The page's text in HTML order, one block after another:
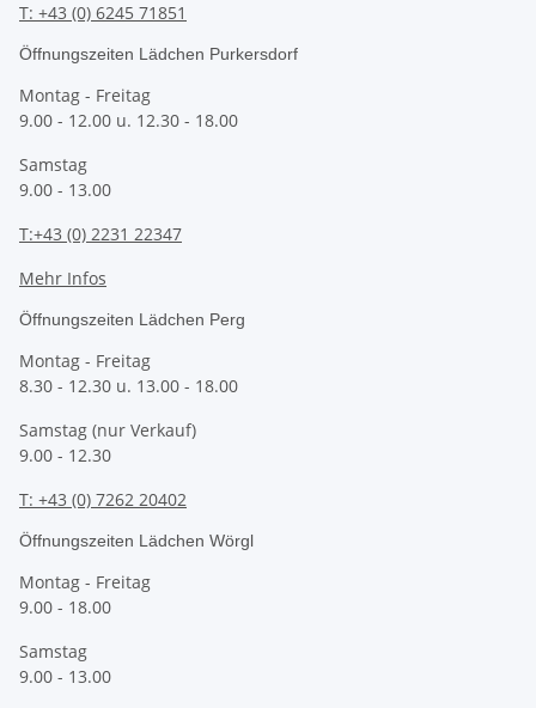
T: +43 (0) 6245 71851
Öffnungszeiten Lädchen Purkersdorf
Montag - Freitag
9.00 - 12.00 u. 12.30 - 18.00
Samstag
9.00 - 13.00
T:+43 (0) 2231 22347
Mehr Infos
Öffnungszeiten Lädchen Perg
Montag - Freitag
8.30 - 12.30 u. 13.00 - 18.00
Samstag (nur Verkauf)
9.00 - 12.30
T: +43 (0) 7262 20402
Öffnungszeiten Lädchen Wörgl
Montag - Freitag
9.00 - 18.00
Samstag
9.00 - 13.00